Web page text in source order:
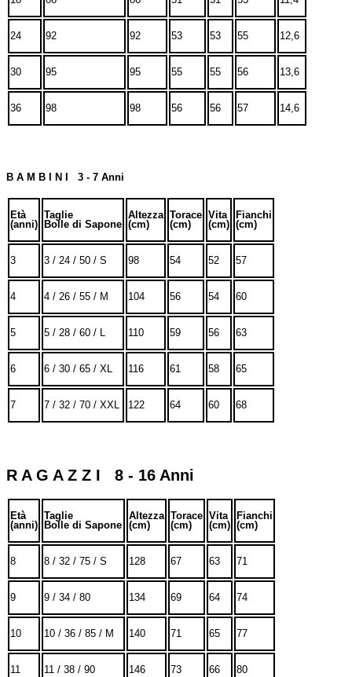
24 92 92 53 53 55 12,6
30 95 95 55 55 56 13,6
36 98 98 56 56 57 14,6
B A M B I N I 3 - 7 Anni
Età
(anni)
Taglie
Bolle di Sapone
Altezza
(cm)
Torace
(cm)
Vita
(cm)
Fianchi
(cm)
3 3 / 24 / 50 / S 98 54 52 57
4 4 / 26 / 55 / M 104 56 54 60
5 5 / 28 / 60 / L 110 59 56 63
6 6 / 30 / 65 / XL 116 61 58 65
7 7 / 32 / 70 / XXL 122 64 60 68
R A G A Z Z I 8 - 16 Anni
Età
(anni)
Taglie
Bolle di Sapone
Altezza
(cm)
Torace
(cm)
Vita
(cm)
Fianchi
(cm)
8 8 / 32 / 75 / S 128 67 63 71
9 9 / 34 / 80 134 69 64 74
10 10 / 36 / 85 / M 140 71 65 77
11 11 / 38 / 90 146 73 66 80